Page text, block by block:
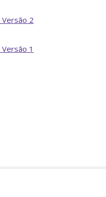
Versão 2
1